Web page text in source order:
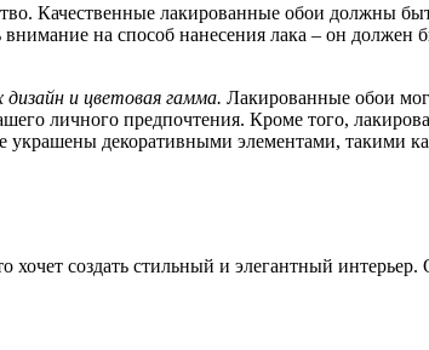
Качественные лакированные обои должны
внимание на способ нанесения лака – он
и цветовая гамма. Лакированные обои
личного предпочтения. Кроме того,
декоративными элементами, такими
хочет создать стильный и элегантный